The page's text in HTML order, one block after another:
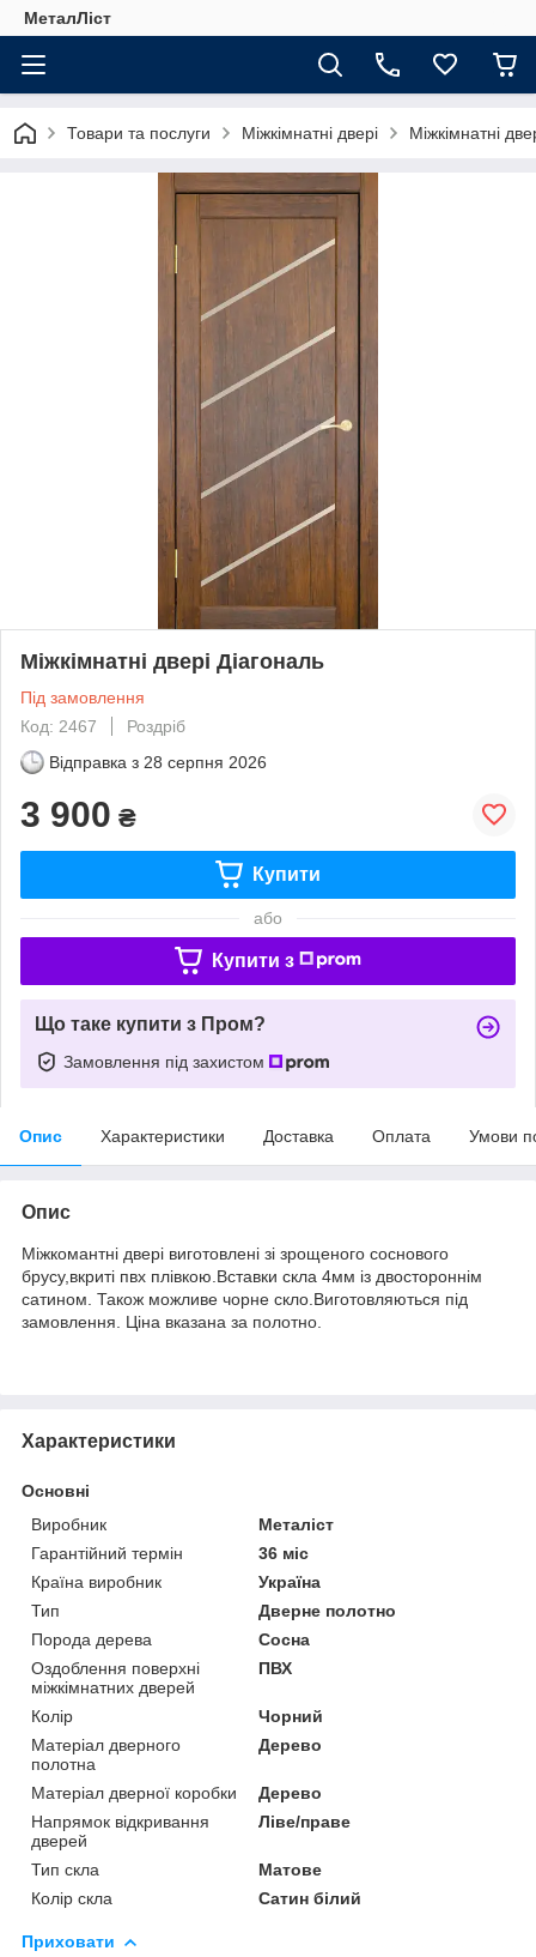
МеталЛіст
Товари та послуги Міжкімнатні двері Міжкімнатні
Міжкімнатні двері Діагональ
Під замовлення
Код: 2467
Роздріб
Відправка з 28 серпня 2026
3 900 ₴
Купити
або
Купити з
Що таке купити з Пром?
Замовлення під захистом
Опис Характеристики Доставка Оплата Умови
Опис
Міжкомантні двері виготовлені зі зрощеного соснового
брусу,вкриті пвх плівкою.Вставки скла 4мм із двостороннім
сатином. Також можливе чорне скло.Виготовляються під
замовлення. Ціна вказана за полотно.
Характеристики
Основні
Виробник
Металіст
Гарантійний термін
36 міс
Країна виробник
Україна
Тип
Дверне полотно
Порода дерева
Сосна
Оздоблення поверхні
міжкімнатних дверей
ПВХ
Колір
Чорний
Матеріал дверного
полотна
Дерево
Матеріал дверної коробки
Дерево
Напрямок відкривання
дверей
Ліве/праве
Тип скла
Матове
Колір скла
Сатин білий
Приховати